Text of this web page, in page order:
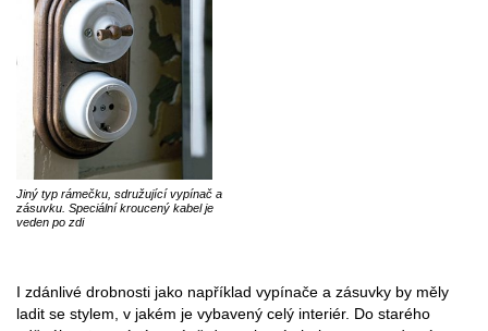
Jiný typ rámečku, sdružující vypínač a
zásuvku. Speciální kroucený kabel je
veden po zdi
I zdánlivé drobnosti jako například vypínače a zásuvky by měly
ladit se stylem, v jakém je vybavený celý interiér. Do starého